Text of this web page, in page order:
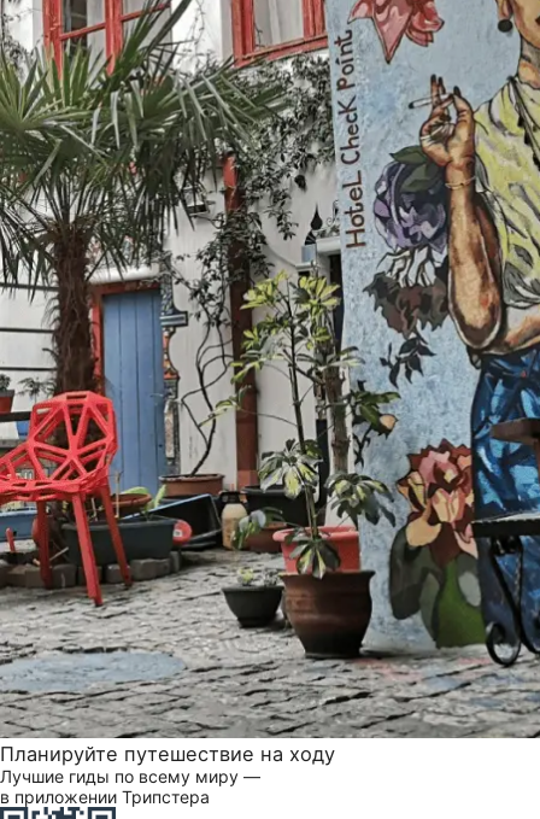
Планируйте путешествие на ходу
Лучшие гиды по всему миру —
в приложении Трипстера